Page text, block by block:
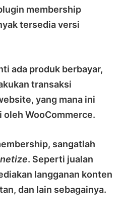
membership
tersedia versi
ada produk berbayar,
transaksi
yang mana ini
oleh WooCommerce.
sangatlah
. Seperti jualan
langganan konten
dan lain sebagainya.